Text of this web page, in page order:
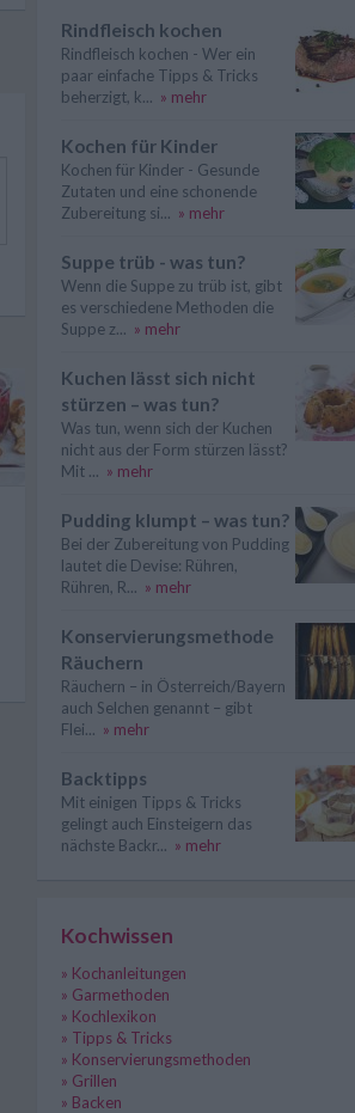
Rindfleisch kochen
Rindfleisch kochen - Wer ein
paar einfache Tipps & Tricks
beherzigt, k... » mehr
Kochen für Kinder
Kochen für Kinder - Gesunde
Zutaten und eine schonende
Zubereitung si... » mehr
Suppe trüb - was tun?
Wenn die Suppe zu trüb ist, gibt
es verschiedene Methoden die
Suppe z... » mehr
Kuchen lässt sich nicht
stürzen – was tun?
Was tun, wenn sich der Kuchen
nicht aus der Form stürzen lässt?
Mit ... » mehr
Pudding klumpt – was tun?
Bei der Zubereitung von Pudding
lautet die Devise: Rühren,
Rühren, R... » mehr
Konservierungsmethode
Räuchern
Räuchern – in Österreich/Bayern
auch Selchen genannt – gibt
Flei... » mehr
Backtipps
Mit einigen Tipps & Tricks
gelingt auch Einsteigern das
nächste Backr... » mehr
Kochwissen
» Kochanleitungen
» Garmethoden
» Kochlexikon
» Tipps & Tricks
» Konservierungsmethoden
» Grillen
» Backen